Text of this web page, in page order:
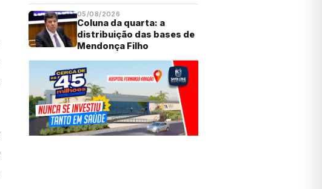
05/08/2026
Coluna da quarta: a
distribuição das bases de
Mendonça Filho